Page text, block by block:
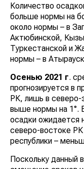
Количество
больше нормы на
около нормы – в
Актюбинской,
Туркестанской и
нормы – в
Осенью 2021 г.
прогнозируется в
РК, лишь в северо-
выше нормы на 1°.
осадки ожидается
северо-востоке
республики –
Поскольку данный